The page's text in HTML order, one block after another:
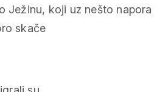
Ježinu, koji uz nešto napora
skače